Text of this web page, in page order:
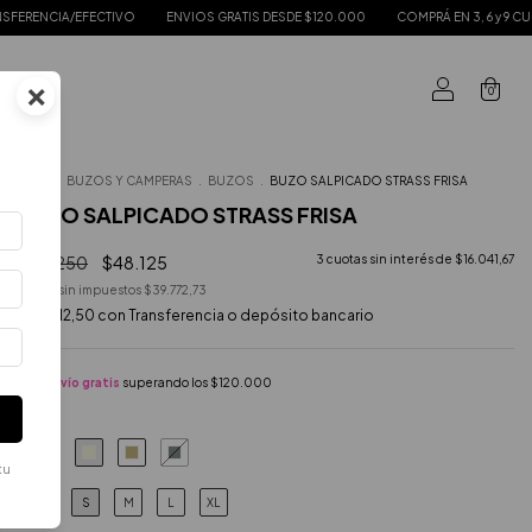
ENVIOS GRATIS DESDE $120.000 COMPRÁ EN 3, 6 y 9 CUOTAS SIN
0
BUZOS Y CAMPERAS BUZOS BUZO SALPICADO STRASS FRISA
BUZO SALPICADO STRASS FRISA
$96.250 $48.125 3 cuotas sin interés de $16.041,67
Precio sin impuestos $39.772,73
$43.312,50 con Transferencia o depósito bancario
Envío gratis superando los $120.000
S M L XL
×